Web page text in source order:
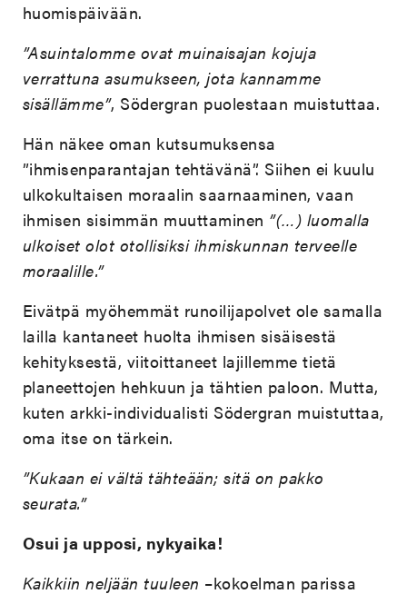
huomispäivään.
”Asuintalomme ovat muinaisajan kojuja
verrattuna asumukseen, jota kannamme
sisällämme”, Södergran puolestaan muistuttaa.
Hän näkee oman kutsumuksensa
”ihmisenparantajan tehtävänä”. Siihen ei kuulu
ulkokultaisen moraalin saarnaaminen, vaan
ihmisen sisimmän muuttaminen ”(…) luomalla
ulkoiset olot otollisiksi ihmiskunnan terveelle
moraalille.”
Eivätpä myöhemmät runoilijapolvet ole samalla
lailla kantaneet huolta ihmisen sisäisestä
kehityksestä, viitoittaneet lajillemme tietä
planeettojen hehkuun ja tähtien paloon. Mutta,
kuten arkki-individualisti Södergran muistuttaa,
oma itse on tärkein.
”Kukaan ei vältä tähteään; sitä on pakko
seurata.”
Osui ja upposi, nykyaika!
Kaikkiin neljään tuuleen –kokoelman parissa